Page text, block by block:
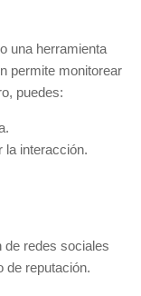
una herramienta
permite monitorear
puedes:
la interacción.
de redes sociales
de reputación.